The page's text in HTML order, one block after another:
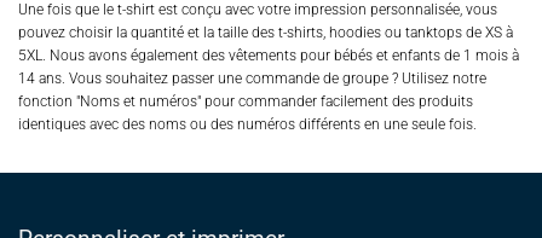
Une fois que le t-shirt est conçu avec votre impression personnalisée, vous
pouvez choisir la quantité et la taille des t-shirts, hoodies ou tanktops de XS à
5XL. Nous avons également des vêtements pour bébés et enfants de 1 mois à
14 ans. Vous souhaitez passer une commande de groupe ? Utilisez notre
fonction "Noms et numéros" pour commander facilement des produits
identiques avec des noms ou des numéros différents en une seule fois.